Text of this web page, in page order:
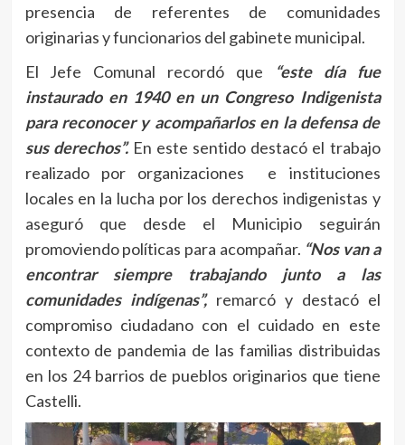
presencia de referentes de comunidades
originarias y funcionarios del gabinete municipal.
El Jefe Comunal recordó que
“este día fue
instaurado en 1940 en un Congreso Indigenista
para reconocer y acompañarlos en la defensa de
sus derechos”. En este sentido destacó el trabajo
realizado por organizaciones e instituciones
locales en la lucha por los derechos indigenistas y
aseguró que desde el Municipio seguirán
promoviendo políticas para acompañar. “Nos van a
encontrar siempre trabajando junto a las
comunidades indígenas”,remarcó y destacó el
compromiso ciudadano con el cuidado en este
contexto de pandemia de las familias distribuidas
en los 24 barrios de pueblos originarios que tiene
Castelli.